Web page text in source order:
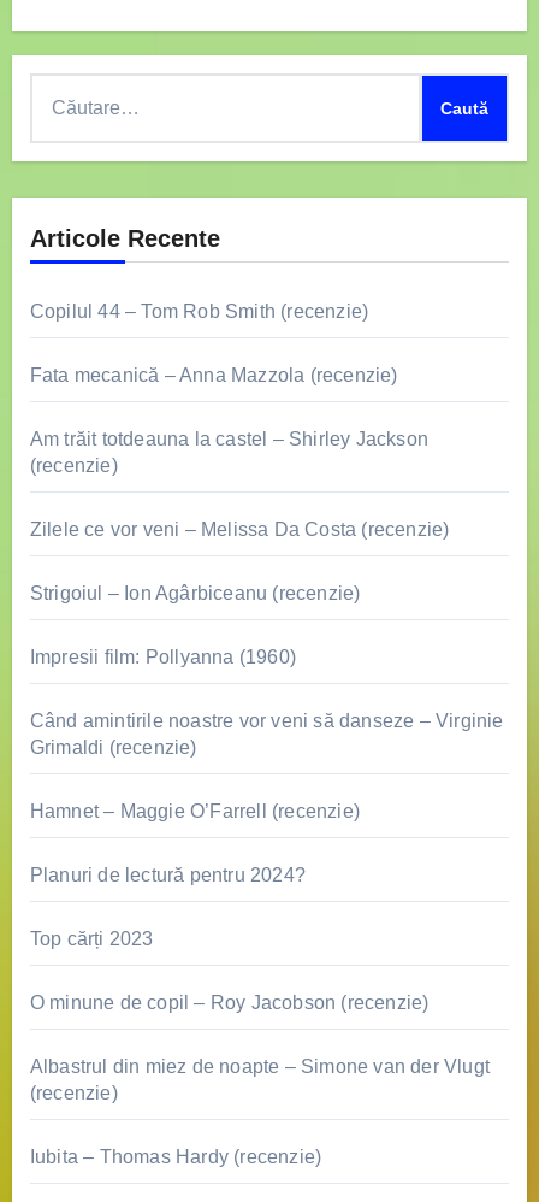
Articole Recente
Copilul 44 – Tom Rob Smith (recenzie)
Fata mecanică – Anna Mazzola (recenzie)
Am trăit totdeauna la castel – Shirley Jackson
(recenzie)
Zilele ce vor veni – Melissa Da Costa (recenzie)
Strigoiul – Ion Agârbiceanu (recenzie)
Impresii film: Pollyanna (1960)
Când amintirile noastre vor veni să danseze – Virginie
Grimaldi (recenzie)
Hamnet – Maggie O’Farrell (recenzie)
Planuri de lectură pentru 2024?
Top cărți 2023
O minune de copil – Roy Jacobson (recenzie)
Albastrul din miez de noapte – Simone van der Vlugt
(recenzie)
Iubita – Thomas Hardy (recenzie)